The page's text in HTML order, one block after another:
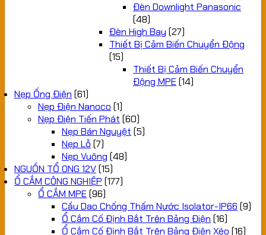
Đèn Downlight Panasonic
(48)
Đèn High Bay (27)
Thiết Bị Cảm Biến Chuyển Động
(15)
Thiết Bị Cảm Biến Chuyển
Động MPE (14)
Nẹp Ống Điện (61)
Nẹp Điện Nanoco (1)
Nẹp Điện Tiến Phát (60)
Nẹp Bán Nguyệt (5)
Nẹp Lỗ (7)
Nẹp Vuông (48)
NGUỒN TỔ ONG 12V(15)
Ổ CẮM CÔNG NGHIỆP (177)
Ổ CẮM MPE (96)
Cầu Dao Chống Thấm Nước Isolator-IP66 (9)
Ổ Cắm Cố Định Bắt Trên Bảng Điện (16)
Ổ Cắm Cố Định Bắt Trên Bảng Điện Xéo (16)